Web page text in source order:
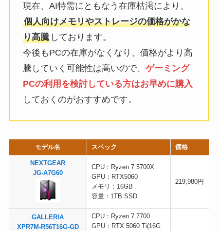
現在、AI特需にともなう在庫枯渇により、
個人向けメモリやストレージの価格がかな
り高騰しております。
今後もPCの在庫がなくなり、価格がより高
騰していく可能性は高いので、 ゲーミング
PCの利用を検討している方はお早めに購入
しておくのがおすすめです。
モデル名 スペック 価格
NEXTGEAR
JG-A7G60
CPU：Ryzen 7 5700X
GPU：RTX5060
メモリ：16GB
容量：1TB SSD
219,980円
GALLERIA
XPR7M-R56T16G-GD
CPU：Ryzen 7 7700
GPU：RTX 5060 Ti(16G